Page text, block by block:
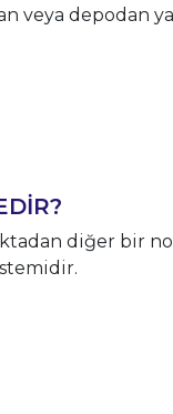
veya depodan
diğer bir